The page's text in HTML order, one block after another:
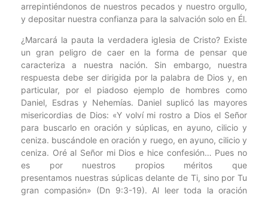
arrepintiéndonos de nuestros pecados y nuestro orgullo,
y depositar nuestra confianza para la salvación solo en Él.
¿Marcará la pauta la verdadera iglesia de Cristo? Existe
un gran peligro de caer en la forma de pensar que
caracteriza a nuestra nación. Sin embargo, nuestra
respuesta debe ser dirigida por la palabra de Dios y, en
particular, por el piadoso ejemplo de hombres como
Daniel, Esdras y Nehemías. Daniel suplicó las mayores
misericordias de Dios: «Y volví mi rostro a Dios el Señor
para buscarlo en oración y súplicas, en ayuno, cilicio y
ceniza. buscándole en oración y ruego, en ayuno, cilicio y
ceniza. Oré al Señor mi Dios e hice confesión… Pues no
es por nuestros propios méritos que
presentamos nuestras súplicas delante de Ti, sino por Tu
gran compasión» (Dn 9:3-19). Al leer toda la oración